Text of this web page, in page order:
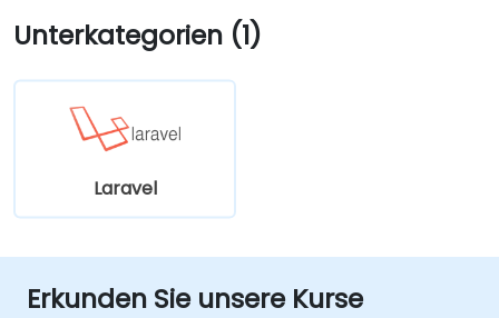
Unterkategorien (1)
Laravel
Erkunden Sie unsere Kurse